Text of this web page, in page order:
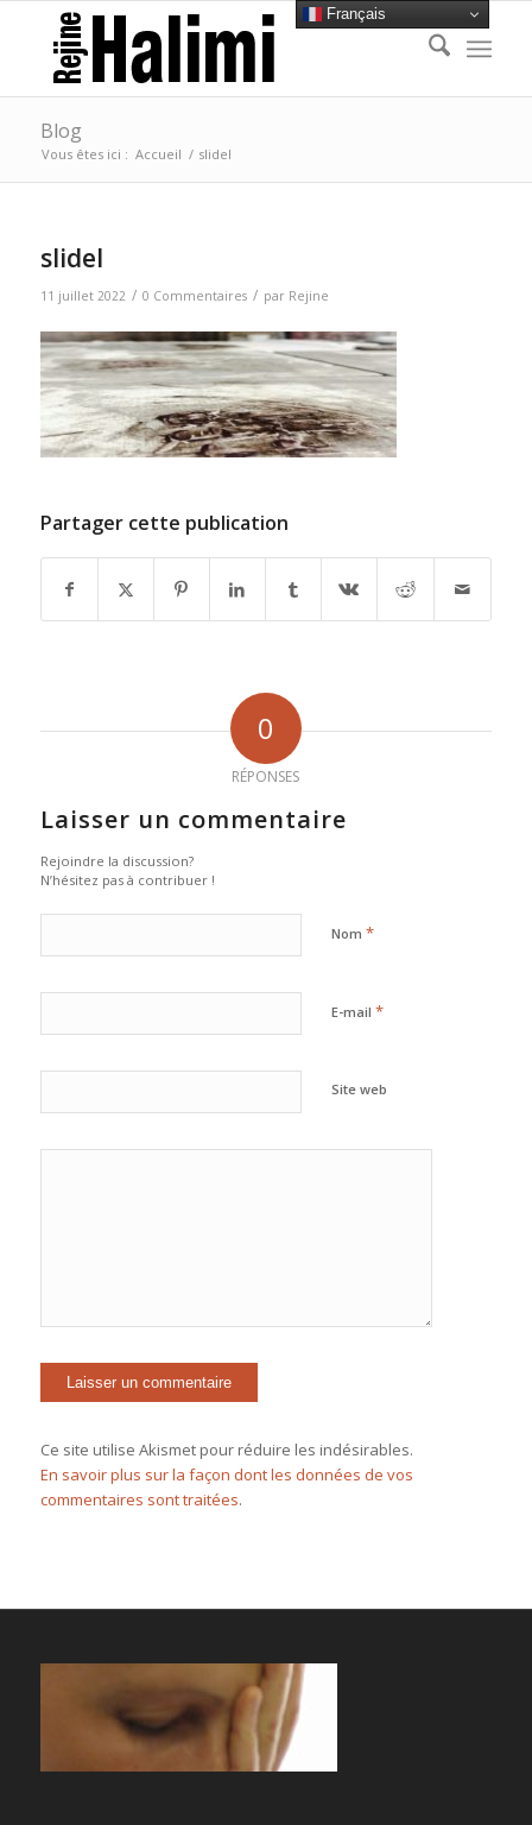
Blog
Vous êtes ici : Accueil / slideI
slideI
11 juillet 2022 / 0 Commentaires / par Rejine
Partager cette publication
0
RÉPONSES
Laisser un commentaire
Rejoindre la discussion?
N’hésitez pas à contribuer !
Nom *
E-mail *
Site web
Ce site utilise Akismet pour réduire les indésirables.
En savoir plus sur la façon dont les données de vos
commentaires sont traitées.
Français